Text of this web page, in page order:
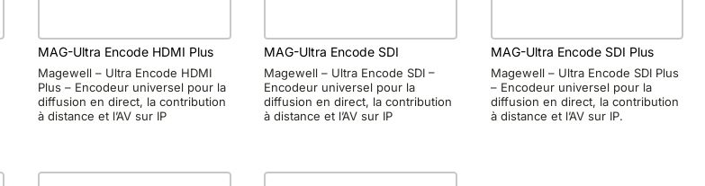
MAG-Ultra Encode HDMI Plus
Magewell – Ultra Encode HDMI
Plus – Encodeur universel pour la
diffusion en direct, la contribution
à distance et l’AV sur IP
MAG-Ultra Encode SDI
Magewell – Ultra Encode SDI –
Encodeur universel pour la
diffusion en direct, la contribution
à distance et l’AV sur IP
MAG-Ultra Encode SDI Plus
Magewell – Ultra Encode SDI Plus
– Encodeur universel pour la
diffusion en direct, la contribution
à distance et l’AV sur IP.